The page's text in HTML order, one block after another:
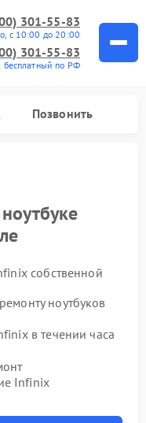
301-55-83
с 10:00 до 20:00
301-55-83
бесплатный по РФ
Позвонить
собственной
ноутбуков
в течении часа
Infinix